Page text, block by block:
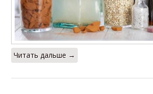
Читать дальше →